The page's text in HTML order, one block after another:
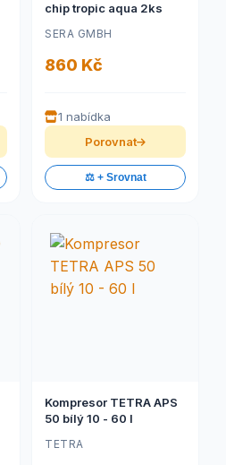
chip tropic aqua 2ks
SERA GMBH
860 Kč
1 nabídka
Porovnat
⚖️ + Srovnat
Kompresor TETRA APS
50 bílý 10 - 60 l
TETRA